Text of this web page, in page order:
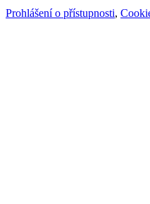
Prohlášení o přístupnosti,